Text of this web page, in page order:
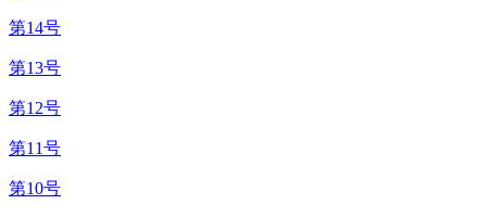
第14号
第13号
第12号
第11号
第10号